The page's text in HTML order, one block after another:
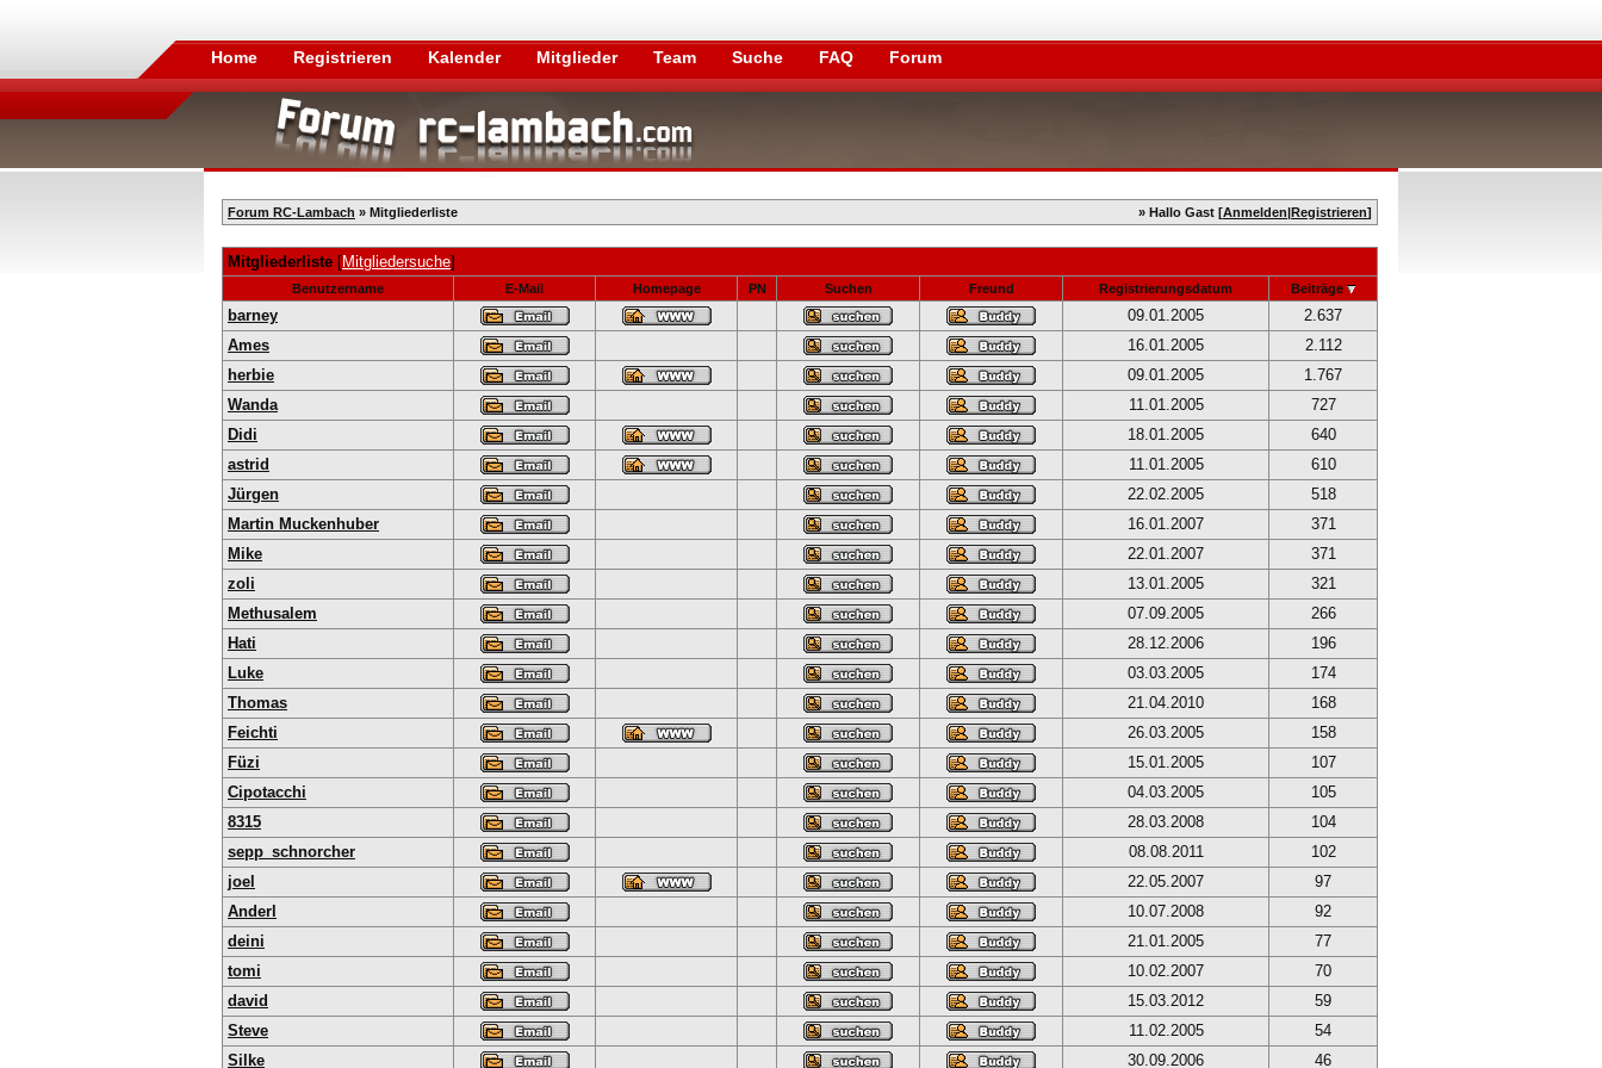
Home Registrieren Kalender Mitglieder Team Suche FAQ Forum
Forum RC-Lambach » Mitgliederliste » Hallo Gast [Anmelden|Registrieren]
Mitgliederliste [Mitgliedersuche]
Benutzername E-Mail Homepage PN Suchen Freund Registrierungsdatum Beiträge
barney 09.01.2005
2.637
Ames
16.01.2005
2.112
herbie
09.01.2005
1.767
Wanda
11.01.2005
727
Didi
18.01.2005
640
astrid
11.01.2005
610
Jürgen
22.02.2005
518
Martin Muckenhuber
16.01.2007
371
Mike
22.01.2007
371
zoli
13.01.2005
321
Methusalem
07.09.2005
266
Hati
28.12.2006
196
Luke
03.03.2005
174
Thomas
21.04.2010
168
Feichti
26.03.2005
158
Füzi
15.01.2005
107
Cipotacchi
04.03.2005
105
8315
28.03.2008
104
sepp_schnorcher
08.08.2011
102
joel
22.05.2007
97
Anderl
10.07.2008
92
deini
21.01.2005
77
tomi
10.02.2007
70
david
15.03.2012
59
Steve
11.02.2005
54
Silke
30.09.2006 46